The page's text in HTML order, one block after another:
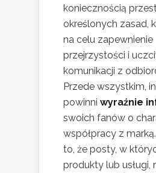
koniecznością
określonych zasad,
na celu zapewnienie
przejrzystości i
komunikacji z
Przede wszystkim,
powinni wyraźnie
swoich fanów o
współpracy z
to, że posty, w
produkty lub usługi,